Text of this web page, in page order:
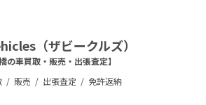
（ザビークルズ）
橋の車買取・販売・出張査定】
販売 出張査定 免許返納